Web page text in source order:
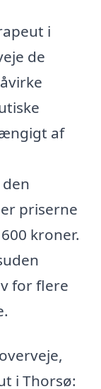
i
de
af
priserne
kroner.
for flere
i Thorsø: